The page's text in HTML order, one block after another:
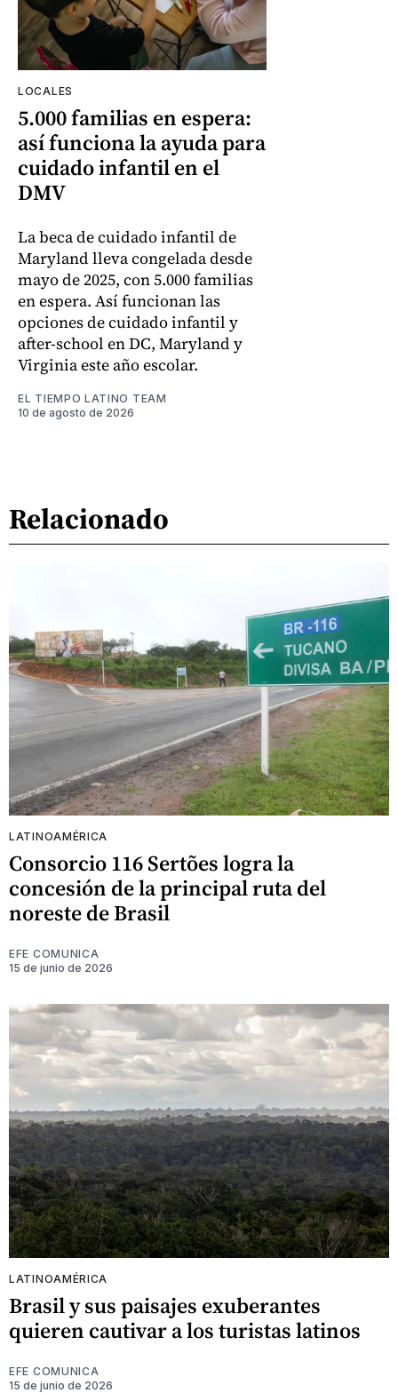
LOCALES
5.000 familias en espera:
así funciona la ayuda para
cuidado infantil en el
DMV
La beca de cuidado infantil de
Maryland lleva congelada desde
mayo de 2025, con 5.000 familias
en espera. Así funcionan las
opciones de cuidado infantil y
after-school en DC, Maryland y
Virginia este año escolar.
EL TIEMPO LATINO TEAM
10 de agosto de 2026
Relacionado
LATINOAMÉRICA
Consorcio 116 Sertões logra la
concesión de la principal ruta del
noreste de Brasil
EFE COMUNICA
15 de junio de 2026
LATINOAMÉRICA
Brasil y sus paisajes exuberantes
quieren cautivar a los turistas latinos
EFE COMUNICA
15 de junio de 2026